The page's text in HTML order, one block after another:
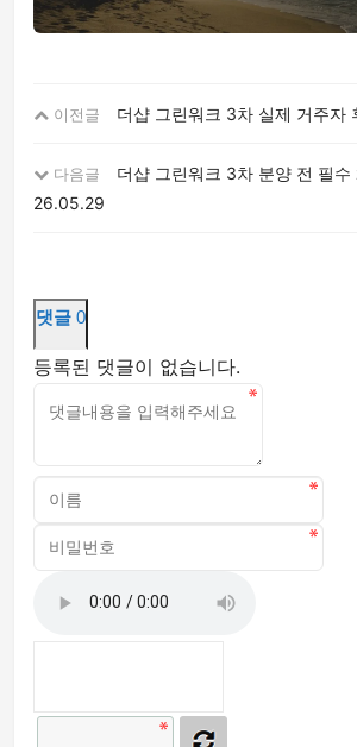
이전글 더샵 그린워크 3차 실제 거주자
다음글
더샵 그린워크 3차 분양 전 필수
26.05.29
댓글 0
등록된 댓글이 없습니다.